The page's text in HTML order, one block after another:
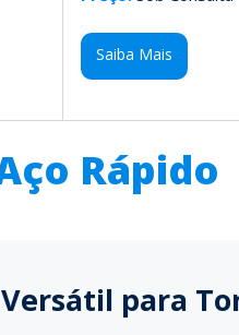
Saiba Mais
Rápido
para